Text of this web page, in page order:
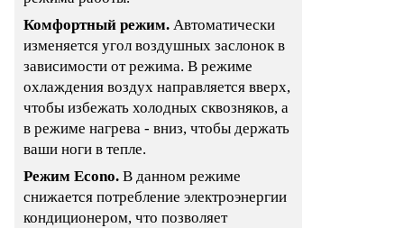
Комфортный режим. Автоматически
изменяется угол воздушных заслонок в
зависимости от режима. В режиме
охлаждения воздух направляется вверх,
чтобы избежать холодных сквозняков, а
в режиме нагрева - вниз, чтобы держать
ваши ноги в тепле.
Режим Еcono. В данном режиме
снижается потребление электроэнергии
кондиционером, что позволяет